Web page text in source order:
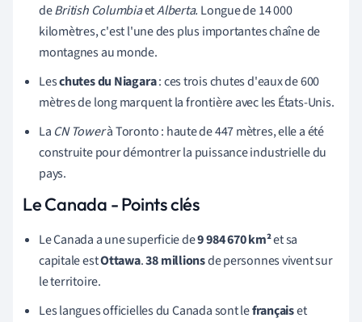
deBritish ColumbiaetAlberta. Longue de 14 000
kilomètres, c'est l'une des plus importantes chaîne de
montagnes au monde.
Leschutes du Niagara: ces trois chutes d'eaux de 600
mètres de long marquent la frontière avec lesÉtats-Unis.
La CN Towerà Toronto : haute de 447 mètres, elle a été
construite pour démontrer la puissance industrielle du
pays.
Le Canada - Points clés
Le Canada a une superficie de9 984 670 km²et sa
capitale estOttawa.38 millionsde personnes vivent sur
le territoire.
Les langues officielles du Canada sont lefrançaiset